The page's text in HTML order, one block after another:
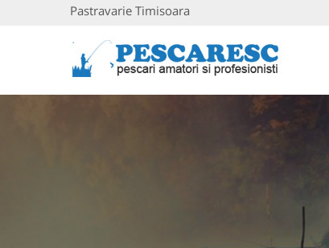
Pastravarie Timisoara